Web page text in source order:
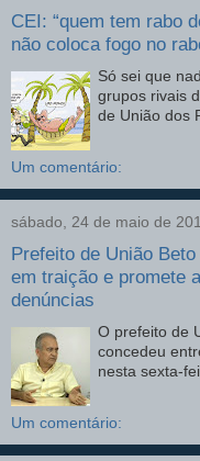
CEI: “quem tem rabo
não coloca fogo no
Só sei que
grupos rivais
de União dos
Um comentário:
sábado, 24 de maio de
Prefeito de União
em traição e promete
denúncias
O prefeito de
concedeu
nesta sexta-
Um comentário: